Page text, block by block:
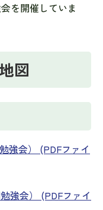
を開催していま
図
強会） (PDFファイ
強会） (PDFファイ